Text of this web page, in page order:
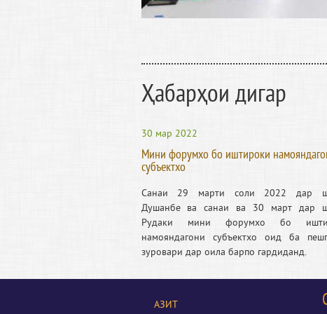
Ҳабарҳои дигар
30 мар 2022
Мини форумхо бо иштироки
субъектхо
Санаи 29 марти соли 2022 дар
Душанбе ва санаи ва 30 март дар
Рудаки мини форумхо бо
намояндагони субъектхо оид ба
зуровари дар оила барпо гардиданд.
АЗИТ